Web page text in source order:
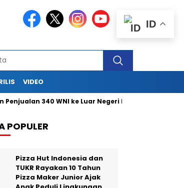
VIDEO
340 WNI ke Luar Negeri Lewat Bandara Soetta
POPULER
Pizza Hut Indonesia dan
TUKR Rayakan 10 Tahun
Pizza Maker Junior Ajak
ID